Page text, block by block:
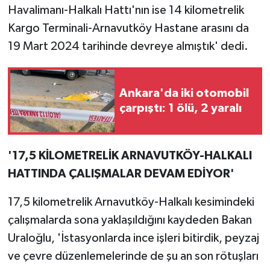
Havalimanı-Halkalı Hattı'nın ise 14 kilometrelik
Kargo Terminali-Arnavutköy Hastane arasını da
19 Mart 2024 tarihinde devreye almıştık' dedi.
Ankara'da iki otomobil
çarpıştı: 1 ölü, 2 yaralı
'17,5 KİLOMETRELİK ARNAVUTKÖY-HALKALI
HATTINDA ÇALIŞMALAR DEVAM EDİYOR'
17,5 kilometrelik Arnavutköy-Halkalı kesimindeki
çalışmalarda sona yaklaşıldığını kaydeden Bakan
Uraloğlu, 'İstasyonlarda ince işleri bitirdik, peyzaj
ve çevre düzenlemelerinde de şu an son rötuşları